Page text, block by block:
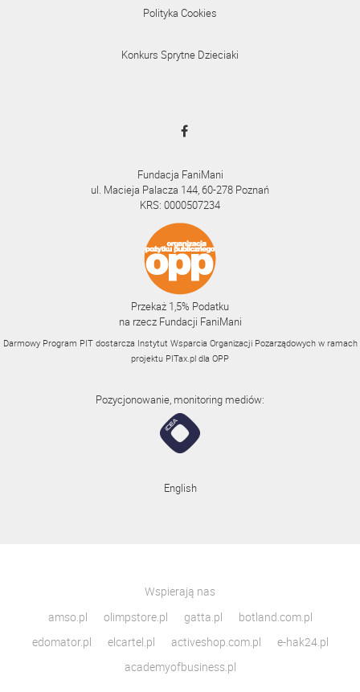
Polityka Cookies
Konkurs Sprytne Dzieciaki
Fundacja FaniMani
ul. Macieja Palacza 144, 60-278 Poznań
KRS: 0000507234
Przekaż 1,5% Podatku
na rzecz Fundacji FaniMani
Darmowy Program PIT dostarcza Instytut Wsparcia Organizacji Pozarządowych w ramach
projektu PITax.pl dla OPP
Pozycjonowanie, monitoring mediów:
English
Wspierają nas
amso.pl
olimpstore.pl gatta.pl
botland.com.pl
edomator.pl
elcartel.pl activeshop.com.pl
e-hak24.pl
academyofbusiness.pl